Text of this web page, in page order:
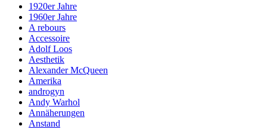
1920er Jahre
1960er Jahre
A rebours
Accessoire
Adolf Loos
Aesthetik
Alexander McQueen
Amerika
androgyn
Andy Warhol
Annäherungen
Anstand